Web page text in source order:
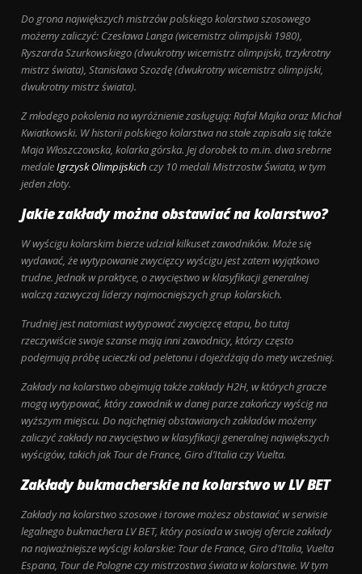
Do grona największych mistrzów polskiego kolarstwa szosowego
możemy zaliczyć: Czesława Langa (wicemistrz olimpijski 1980),
Ryszarda Szurkowskiego (dwukrotny wicemistrz olimpijski, trzykrotny
mistrz świata), Stanisława Szozdę (dwukrotny wicemistrz olimpijski,
dwukrotny mistrz świata).
Z młodego pokolenia na wyróżnienie zasługują: Rafał Majka oraz Michał
Kwiatkowski. W historii polskiego kolarstwa na stałe zapisała się także
Maja Włoszczowska, kolarka górska. Jej dorobek to m.in. dwa srebrne
medaleIgrzysk Olimpijskichczy 10 medali Mistrzostw Świata, w tym
jeden złoty.
Jakie zakłady można obstawiać na kolarstwo?
W wyścigu kolarskim bierze udział kilkuset zawodników. Może się
wydawać, że wytypowanie zwycięzcy wyścigu jest zatem wyjątkowo
trudne. Jednak w praktyce, o zwycięstwo w klasyfikacji generalnej
walczą zazwyczaj liderzy najmocniejszych grup kolarskich.
Trudniej jest natomiast wytypować zwycięzcę etapu, bo tutaj
rzeczywiście swoje szanse mają inni zawodnicy, którzy często
podejmują próbę ucieczki od peletonu i dojeżdżają do mety wcześniej.
Zakłady na kolarstwo obejmują także zakłady H2H, w których gracze
mogą wytypować, który zawodnik w danej parze zakończy wyścig na
wyższym miejscu. Do najchętniej obstawianych zakładów możemy
zaliczyć zakłady na zwycięstwo w klasyfikacji generalnej największych
wyścigów, takich jak Tour de France, Giro d’Italia czy Vuelta.
Zakłady bukmacherskie na kolarstwo w LV BET
Zakłady na kolarstwo szosowe i torowe możesz obstawiać w serwisie
legalnego bukmachera LV BET, który posiada w swojej ofercie zakłady
na najważniejsze wyścigi kolarskie: Tour de France, Giro d’Italia, Vuelta
Espana, Tour de Pologne czy mistrzostwa świata w kolarstwie. W tym